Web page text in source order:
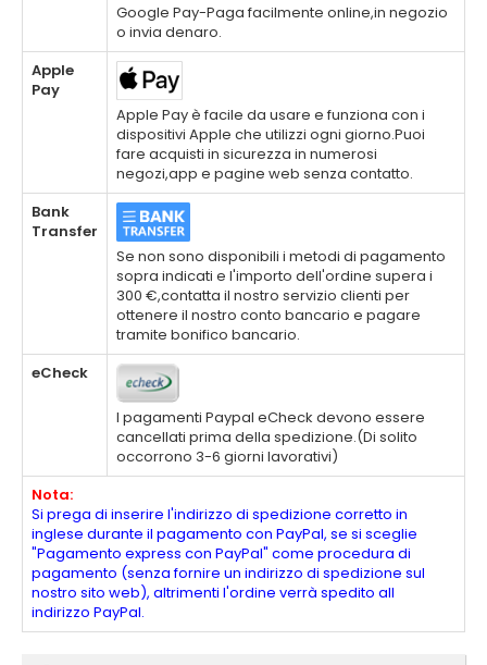
Google Pay-Paga facilmente online,in negozio
o invia denaro.
Apple
Pay
Apple Pay è facile da usare e funziona con i
dispositivi Apple che utilizzi ogni giorno.Puoi
fare acquisti in sicurezza in numerosi
negozi,app e pagine web senza contatto.
Bank
Transfer
Se non sono disponibili i metodi di pagamento
sopra indicati e l'importo dell'ordine supera i
300 €,contatta il nostro servizio clienti per
ottenere il nostro conto bancario e pagare
tramite bonifico bancario.
eCheck
I pagamenti Paypal eCheck devono essere
cancellati prima della spedizione.(Di solito
occorrono 3-6 giorni lavorativi)
Nota:
Si prega di inserire l'indirizzo di spedizione corretto in
inglese durante il pagamento con PayPal, se si sceglie
"Pagamento express con PayPal" come procedura di
pagamento (senza fornire un indirizzo di spedizione sul
nostro sito web), altrimenti l'ordine verrà spedito all
indirizzo PayPal.